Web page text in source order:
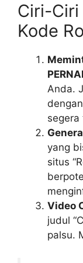
Ciri-Ciri
Kode
Anda.
segera
yang
situs
Video
judul
palsu.